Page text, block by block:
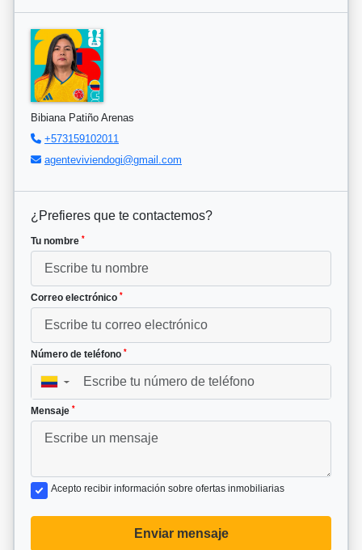
Bibiana Patiño Arenas
+573159102011
agenteviviendogi@gmail.com
¿Prefieres que te contactemos?
Tu nombre *
Correo electrónico *
Número de teléfono *
▼
Mensaje *
Acepto recibir información sobre ofertas inmobiliarias
Enviar mensaje